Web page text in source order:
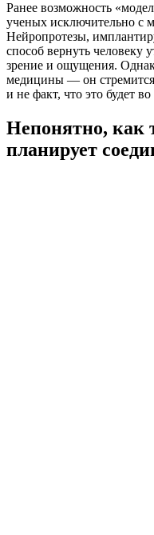
Ранее возможность
ученых исключительно с
Нейропротезы,
способ вернуть человеку
зрение и ощущения.
медицины — он стремится
и не факт, что это будет во
Непонятно, как
планирует